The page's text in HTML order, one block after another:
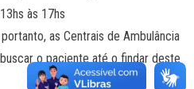
às 17hs
as Centrais de Ambulância
o paciente até o findar deste